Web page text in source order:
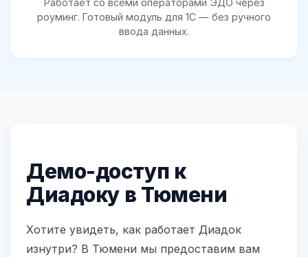
Работает со всеми операторами ЭДО через
роуминг. Готовый модуль для 1С — без ручного
ввода данных.
Демо-доступ к
Диадоку в Тюмени
Хотите увидеть, как работает Диадок
изнутри? В Тюмени мы предоставим вам